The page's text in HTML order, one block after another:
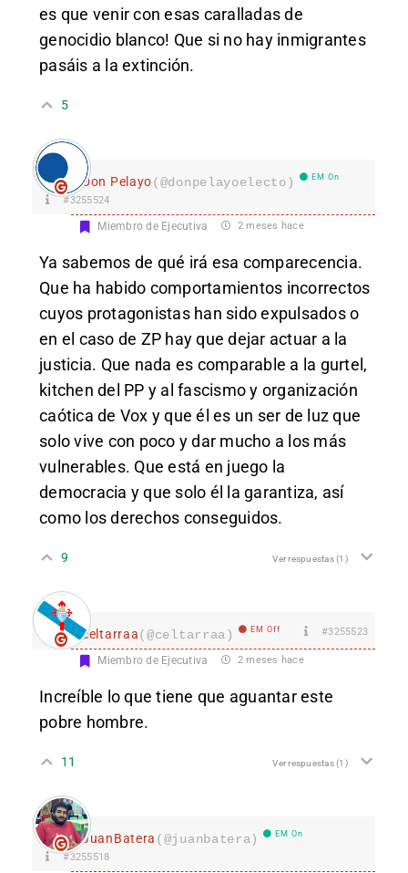
es que venir con esas caralladas de
genocidio blanco! Que si no hay inmigrantes
pasáis a la extinción.
5
Don Pelayo(@donpelayoelecto) EM On
#3255524
Miembro de Ejecutiva 2 meses hace
Ya sabemos de qué irá esa comparecencia.
Que ha habido comportamientos incorrectos
cuyos protagonistas han sido expulsados o
en el caso de ZP hay que dejar actuar a la
justicia. Que nada es comparable a la gurtel,
kitchen del PP y al fascismo y organización
caótica de Vox y que él es un ser de luz que
solo vive con poco y dar mucho a los más
vulnerables. Que está en juego la
democracia y que solo él la garantiza, así
como los derechos conseguidos.
9 Ver respuestas(1)
celtarraa(@celtarraa) EM Off #3255523
Miembro de Ejecutiva 2 meses hace
Increíble lo que tiene que aguantar este
pobre hombre.
11 Ver respuestas(1)
JuanBatera (@juanbatera) EM On
#3255518